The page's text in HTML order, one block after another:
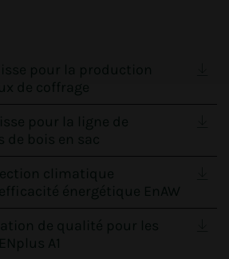
de coffrage
pour la ligne de
bois en sac
climatique
énergétique EnAW
de qualité pour les
A1